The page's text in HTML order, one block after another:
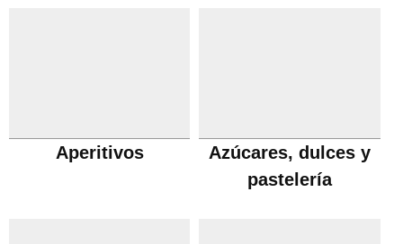
Aperitivos
Azúcares, dulces y
pastelería